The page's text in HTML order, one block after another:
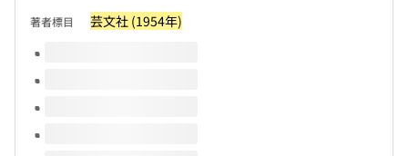
著者標目 芸文社 (1954年)
このタイトルの巻号